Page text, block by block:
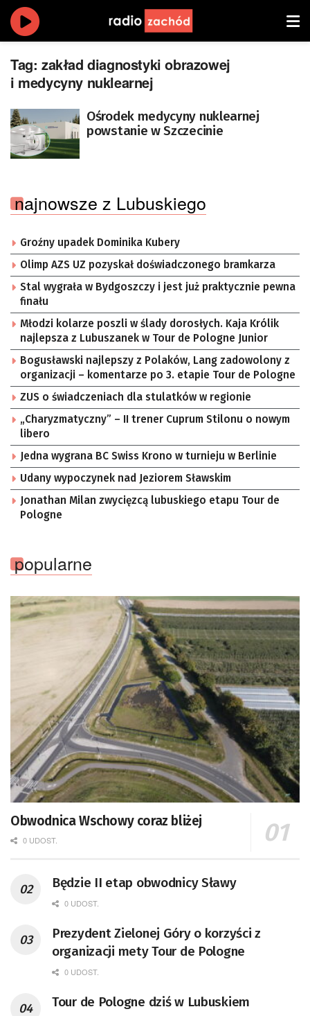
Tag: zakład diagnostyki obrazowej
i medycyny nuklearnej
Ośrodek medycyny nuklearnej
powstanie w Szczecinie
najnowsze z Lubuskiego
Groźny upadek Dominika Kubery
Olimp AZS UZ pozyskał doświadczonego bramkarza
Stal wygrała w Bydgoszczy i jest już praktycznie pewna
finału
Młodzi kolarze poszli w ślady dorosłych. Kaja Królik
najlepsza z Lubuszanek w Tour de Pologne Junior
Bogusławski najlepszy z Polaków, Lang zadowolony z
organizacji – komentarze po 3. etapie Tour de Pologne
ZUS o świadczeniach dla stulatków w regionie
„Charyzmatyczny” – II trener Cuprum Stilonu o nowym
libero
Jedna wygrana BC Swiss Krono w turnieju w Berlinie
Udany wypoczynek nad Jeziorem Sławskim
Jonathan Milan zwycięzcą lubuskiego etapu Tour de
Pologne
popularne
Obwodnica Wschowy coraz bliżej
0 UDOST.
Będzie II etap obwodnicy Sławy
0 UDOST.
Prezydent Zielonej Góry o korzyści z
organizacji mety Tour de Pologne
0 UDOST.
Tour de Pologne dziś w Lubuskiem